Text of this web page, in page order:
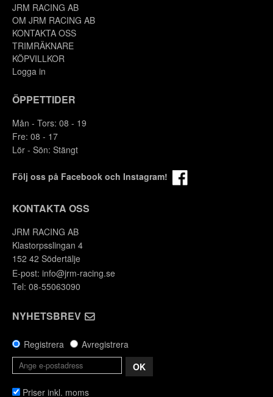
JRM RACING AB
OM JRM RACING AB
KONTAKTA OSS
TRIMRÄKNARE
KÖPVILLKOR
Logga in
ÖPPETTIDER
Mån - Tors: 08 - 19
Fre: 08 - 17
Lör - Sön: Stängt
Följ oss på Facebook och Instagram!
KONTAKTA OSS
JRM RACING AB
Klastorpsslingan 4
152 42 Södertälje
E-post: info@jrm-racing.se
Tel: 08-55063090
NYHETSBREV
Registrera
Avregistrera
OK
Priser inkl. moms